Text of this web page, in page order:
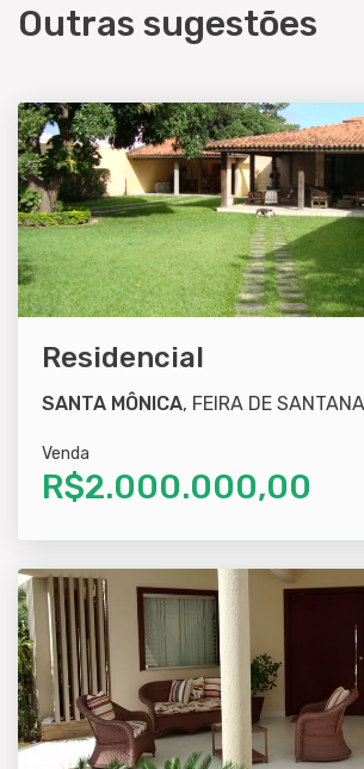
Outras sugestões
Residencial
SANTA MÔNICA, FEIRA DE
Venda
R$2.000.000,00